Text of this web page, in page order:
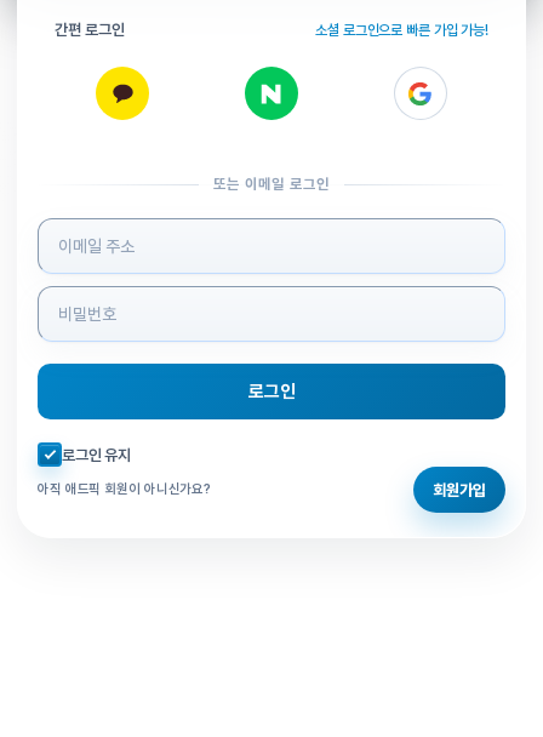
간편 로그인 소셜 로그인으로 빠른 가입 가능!
또는 이메일 로그인
로그인 정보 입력
로그인
자동로그인 체크
로그인 유지
아직 애드픽 회원이 아니신가요? 회원가입